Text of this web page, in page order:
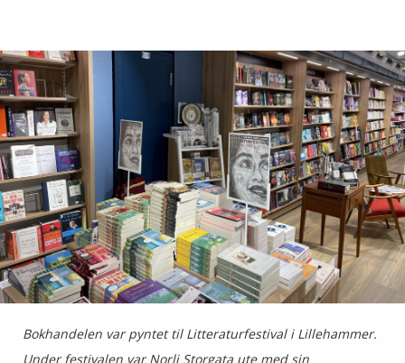
Bokhandelen var pyntet til Litteraturfestival i Lillehammer.
Under festivalen var Norli Storgata ute med sin